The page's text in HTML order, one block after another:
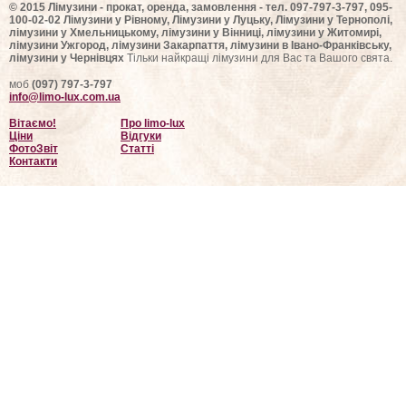
© 2015 Лімузини - прокат, оренда, замовлення - тел. 097-797-3-797, 095-
100-02-02 Лімузини у Рівному, Лімузини у Луцьку, Лімузини у Тернополі,
лімузини у Хмельницькому, лімузини у Вінниці, лімузини у Житомирі,
лімузини Ужгород, лімузини Закарпаття, лімузини в Івано-Франківську,
лімузини у Чернівцях Тільки найкращі лімузини для Вас та Вашого свята.
моб (097) 797-3-797
info@limo-lux.com.ua
Вітаємо!
Про limo-lux
Ціни
Відгуки
ФотоЗвіт
Статті
Контакти